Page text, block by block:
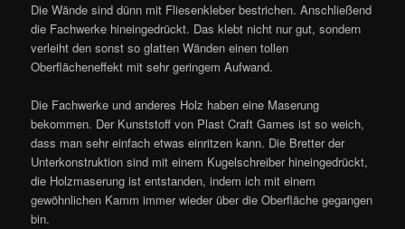
Die Wände sind dünn mit Fliesenkleber bestrichen. Anschließend
die Fachwerke hineingedrückt. Das klebt nicht nur gut, sondern
verleiht den sonst so glatten Wänden einen tollen
Oberflächeneffekt mit sehr geringem Aufwand.
Die Fachwerke und anderes Holz haben eine Maserung
bekommen. Der Kunststoff von Plast Craft Games ist so weich,
dass man sehr einfach etwas einritzen kann. Die Bretter der
Unterkonstruktion sind mit einem Kugelschreiber hineingedrückt,
die Holzmaserung ist entstanden, indem ich mit einem
gewöhnlichen Kamm immer wieder über die Oberfläche gegangen
bin.